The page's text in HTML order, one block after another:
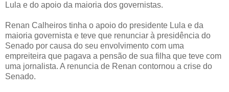
Lula e do apoio da maioria dos governistas.
Renan Calheiros tinha o apoio do presidente Lula e da
maioria governista e teve que renunciar à presidência do
Senado por causa do seu envolvimento com uma
empreiteira que pagava a pensão de sua filha que teve com
uma jornalista. A renuncia de Renan contornou a crise do
Senado.